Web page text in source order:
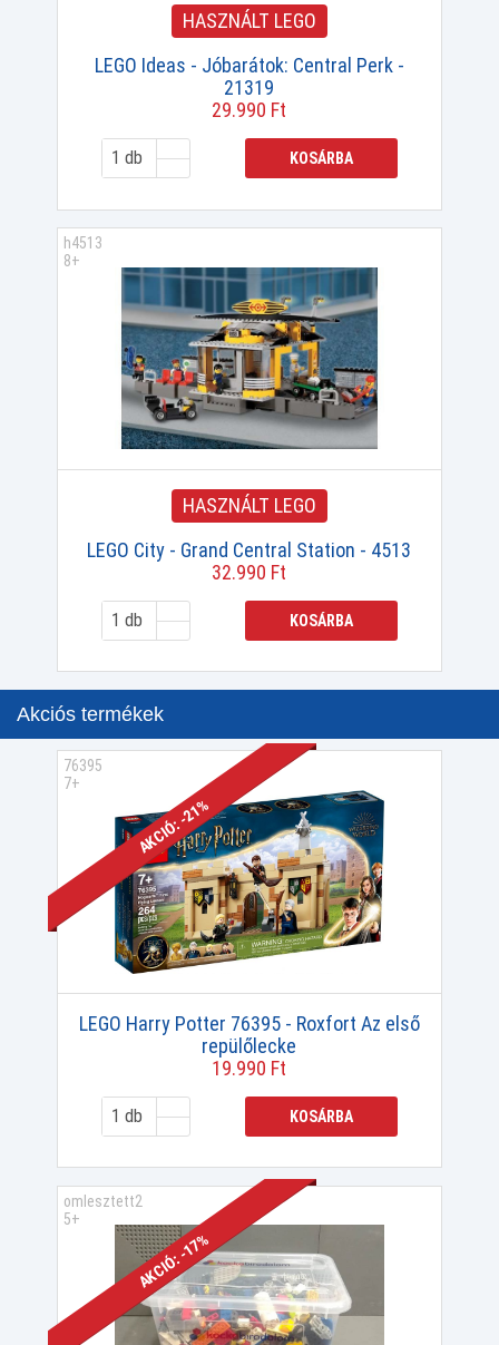
HASZNÁLT LEGO
LEGO Ideas - Jóbarátok: Central Perk -
21319
29.990 Ft
KOSÁRBA
HASZNÁLT LEGO
LEGO City - Grand Central Station - 4513
32.990 Ft
KOSÁRBA
h4513
8+
Akciós termékek
AKCIÓ: -21%
LEGO Harry Potter 76395 - Roxfort Az első
repülőlecke
19.990 Ft
KOSÁRBA
76395
7+
AKCIÓ: -17%
omlesztett2
5+